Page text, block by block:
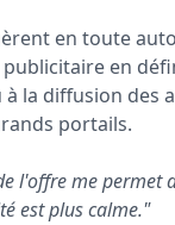
en toute
en
la diffusion des
portails.
l'offre me permet
est plus calme."